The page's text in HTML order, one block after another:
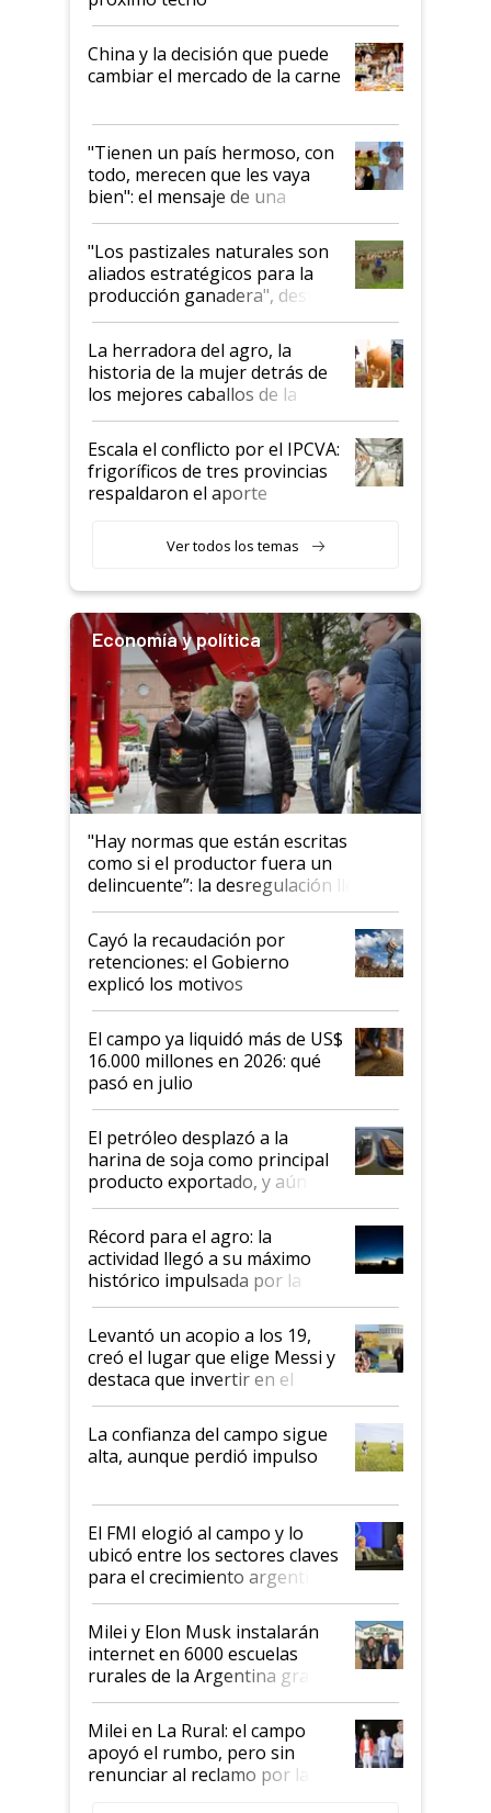
China y la decisión que puede
cambiar el mercado de la carne
"Tienen un país hermoso, con
todo, merecen que les vaya
bien": el mensaje de una
ganadera uruguaya sobre las
oportunidades que se abren
para el agro en Argentina, con
foco en la carne
"Los pastizales naturales son
aliados estratégicos para la
producción ganadera", destaca
la iniciativa que ya reúne a 46
establecimientos en Argentina
La herradora del agro, la
historia de la mujer detrás de
los mejores caballos de la
Argentina y los mitos que
todavía hacen sufrir a estos
animales: "Mientras me
descalificaban, yo seguí
haciendo currículum"
Escala el conflicto por el IPCVA:
frigoríficos de tres provincias
respaldaron el aporte
Ver todos los temas
Economía y política
"Hay normas que están escritas
como si el productor fuera un
delincuente”: la desregulación llegó
al Congreso Aapresid y hasta se
habló del financiamiento al IPCVA
Cayó la recaudación por
retenciones: el Gobierno
explicó los motivos
El campo ya liquidó más de US$
16.000 millones en 2026: qué
pasó en julio
El petróleo desplazó a la
harina de soja como principal
producto exportado, y aún así
el agro aportó casi seis de cada
diez dólares y sostuvo el
liderazgo en un semestre
récord
Récord para el agro: la
actividad llegó a su máximo
histórico impulsada por la
cosecha y las exportaciones
Levantó un acopio a los 19,
creó el lugar que elige Messi y
destaca que invertir en el
kirchnerismo era como "darle
plata a un hijo para droga":
Juan Félix Rossetti, el libertario
que de una dura crisis salió
de Milei
La confianza del campo sigue
alta, aunque perdió impulso
El FMI elogió al campo y lo
ubicó entre los sectores claves
para el crecimiento argentino
Milei y Elon Musk instalarán
internet en 6000 escuelas
rurales de la Argentina gracias
a un acuerdo con Starlink
Milei en La Rural: el campo
apoyó el rumbo, pero sin
renunciar al reclamo por las